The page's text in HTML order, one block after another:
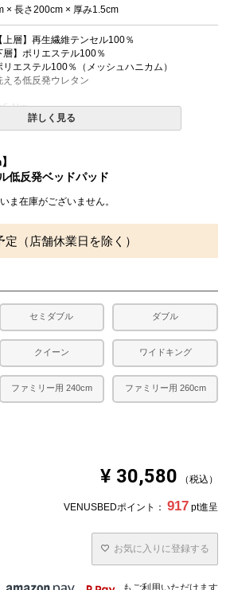
× 長さ200cm × 厚み1.5cm
上層】再生繊維テンセル100％
層】ポリエステル100％
エステル100％（メッシュハニカム）
える低反発ウレタン
5.1kg
バンド付き
り実際の色を再現するよう心がけております
環境により誤差がでる場合がございますのでご了
い。
詳しく見る
低反発ベッドパッド
ま在庫がございません。
（店舗休業日を除く）
セミダブル ダブル
クイーン ワイドキング
ファミリー用 240cm ファミリー用 260cm
¥ 30,580 税込
VENUSBEDポイント： 917 pt進呈
お気に入りに登録する